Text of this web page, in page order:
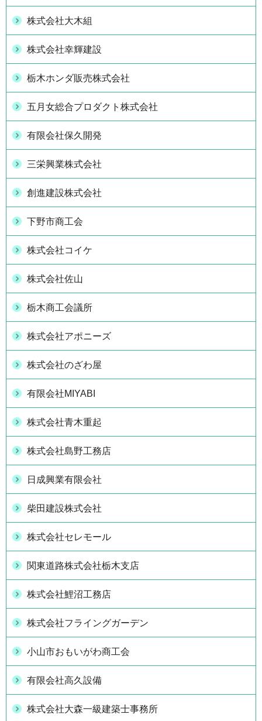
株式会社大木組
株式会社幸輝建設
栃木ホンダ販売株式会社
五月女総合プロダクト株式会社
有限会社保久開発
三栄興業株式会社
創進建設株式会社
下野市商工会
株式会社コイケ
株式会社佐山
栃木商工会議所
株式会社アポニーズ
株式会社のざわ屋
有限会社MIYABI
株式会社青木重起
株式会社島野工務店
日成興業有限会社
柴田建設株式会社
株式会社セレモール
関東道路株式会社栃木支店
株式会社鯉沼工務店
株式会社フライングガーデン
小山市おもいがわ商工会
有限会社高久設備
株式会社大森一級建築士事務所